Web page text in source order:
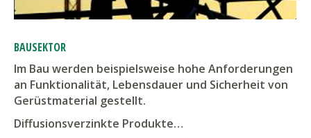
BAUSEKTOR
Im Bau werden beispielsweise hohe Anforderungen
an Funktionalität, Lebensdauer und Sicherheit von
Gerüstmaterial gestellt.
Diffusionsverzinkte Produkte…